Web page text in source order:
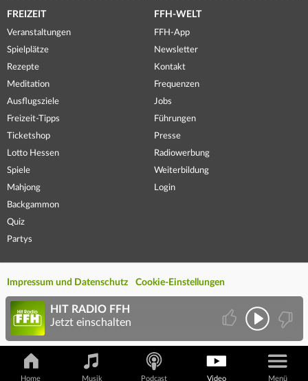
FREIZEIT
Veranstaltungen
Spielplätze
Rezepte
Meditation
Ausflugsziele
Freizeit-Tipps
Ticketshop
Lotto Hessen
Spiele
Mahjong
Backgammon
Quiz
Partys
FFH-WELT
FFH-App
Newsletter
Kontakt
Frequenzen
Jobs
Führungen
Presse
Radiowerbung
Weiterbildung
Login
Impressum und Datenschutz Cookie-Einstellungen
Home Musik Podcast Video Menü
HIT RADIO FFH
Jetzt einschalten